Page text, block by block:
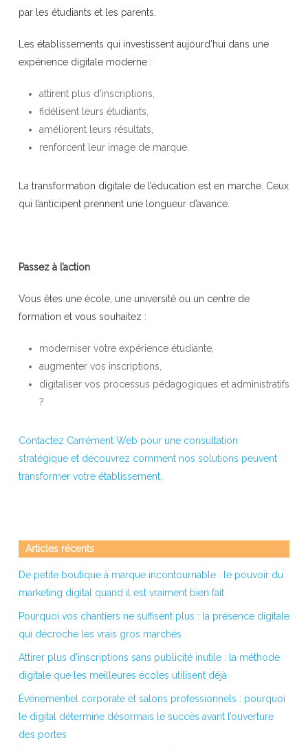
par les étudiants et les parents.
Les établissements qui investissent aujourd’hui dans une
expérience digitale moderne :
attirent plus d’inscriptions,
fidélisent leurs étudiants,
améliorent leurs résultats,
renforcent leur image de marque.
La transformation digitale de l’éducation est en marche. Ceux
qui l’anticipent prennent une longueur d’avance.
Passez à l’action
Vous êtes une école, une université ou un centre de
formation et vous souhaitez :
moderniser votre expérience étudiante,
augmenter vos inscriptions,
digitaliser vos processus pédagogiques et administratifs
?
Contactez Carrément Web pour une consultation
stratégique et découvrez comment nos solutions peuvent
transformer votre établissement.
Articles récents
De petite boutique à marque incontournable : le pouvoir du
marketing digital quand il est vraiment bien fait
Pourquoi vos chantiers ne suffisent plus : la présence digitale
qui décroche les vrais gros marchés
Attirer plus d’inscriptions sans publicité inutile : la méthode
digitale que les meilleures écoles utilisent déjà
Événementiel corporate et salons professionnels : pourquoi
le digital détermine désormais le succès avant l’ouverture
des portes